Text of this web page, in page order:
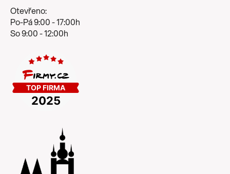
Otevřeno:
Po-Pá 9:00 - 17:00h
So 9:00 - 12:00h